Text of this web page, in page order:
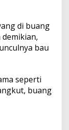
di buang
demikian,
bau
seperti
buang